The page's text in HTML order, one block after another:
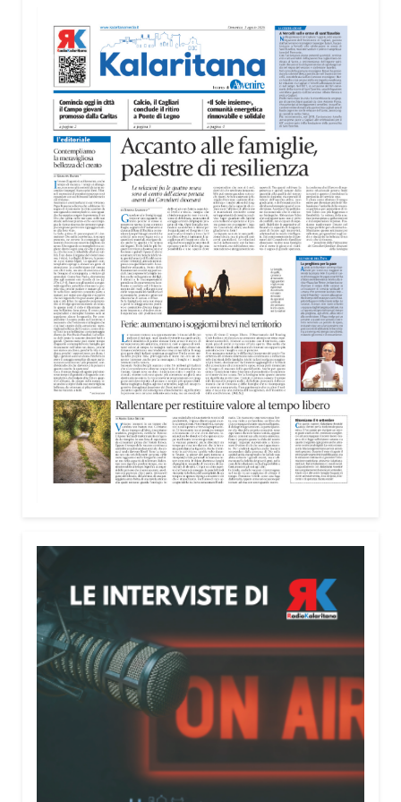
con disabilità nelle attività dell’OAMI al supporto nei
centri di accoglienza per migranti, dove
contribuiscono anche alla cura degli spazi comuni.
«Prendersi cura degli ambienti significa favorire
accoglienza e dignità», racconta Alessandro
Adimari.
Tra i partecipanti anche i seminaristi, impegnati
accanto agli anziani della casa di riposo Cristo Re.
«Un’esperienza di crescita umana e spirituale che
rafforza la vocazione al servizio», sottolinea
Cristiano Pani.
Il programma dedica spazio anche ai temi della
pace e della cooperazione nel Mediterraneo. Oggi
pomeriggio, alla Mediateca del Mediterraneo
(MEM), l’incontro con l’arcivescovo monsignor
Giuseppe Baturi ha approfondito il ruolo dei giovani
nella costruzione di ponti tra culture e popoli, con
un confronto inserito nel percorso “Cagliari Città
della Pace e del Mediterraneo”, progetto che
promuove il dialogo e la collaborazione tra le
libanese del Consiglio dei Giovani del
Mediterraneo della CEI: «Il campo è molto più di
un’esperienza di volontariato: è un’opportunità per
costruire relazioni attraverso il servizio, linguaggio
universale capace di unire persone diverse».
Condividi:
X WhatsApp
E-mail Stampa